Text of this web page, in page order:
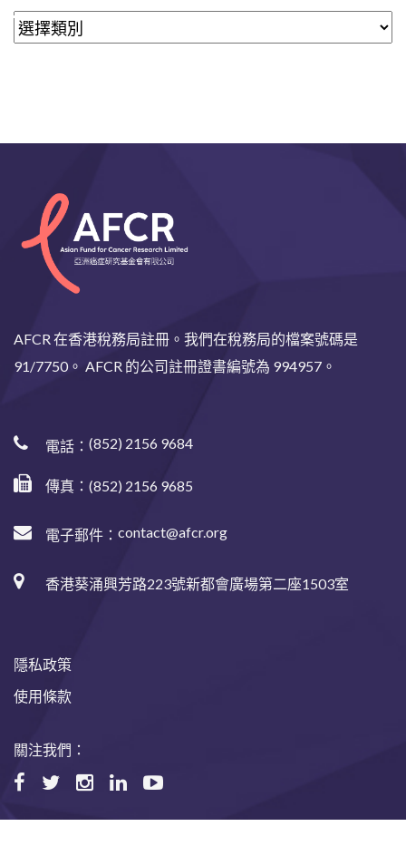
AFCR 在香港稅務局註冊。我們在稅務局的檔案號碼是
91/7750。 AFCR 的公司註冊證書編號為 994957。
電話： (852) 2156 9684
傳真：(852) 2156 9685
電子郵件： contact@afcr.org
香港葵涌興芳路223號新都會廣場第二座1503室
隱私政策
使用條款
關注我們：